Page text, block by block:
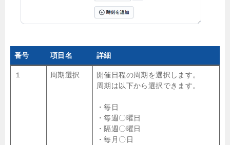
番号 項目名 詳細
１ 周期選択
開催日程の周期を選択します。
周期は以下から選択できます。
・毎日
・毎週〇曜日
・隔週〇曜日
・毎月〇日